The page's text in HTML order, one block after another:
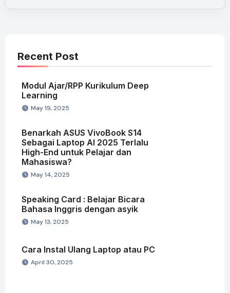
Recent Post
Modul Ajar/RPP Kurikulum Deep
Learning
May 19, 2025
Benarkah ASUS VivoBook S14
Sebagai Laptop AI 2025 Terlalu
High-End untuk Pelajar dan
Mahasiswa?
May 14, 2025
Speaking Card : Belajar Bicara
Bahasa Inggris dengan asyik
May 13, 2025
Cara Instal Ulang Laptop atau PC
April 30, 2025